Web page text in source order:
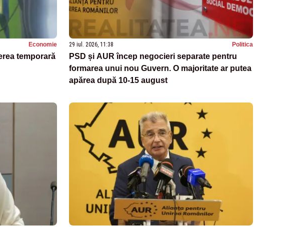
Economie
temporară
29 iul. 2026, 11:38 Politica
PSD și AUR încep negocieri separate pentru
formarea unui nou Guvern. O majoritate ar putea
apărea după 10-15 august